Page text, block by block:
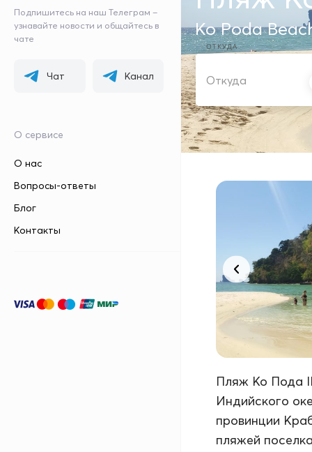
Подпишитесь на наш Телеграм –
узнавайте новости и общайтесь в
чате
Чат Канал
О сервисе
О нас
Вопросы-ответы
Блог
Контакты
Ko Poda
ОТКУДА
Пляж Ко Пода
Индийского
провинции
пляжей